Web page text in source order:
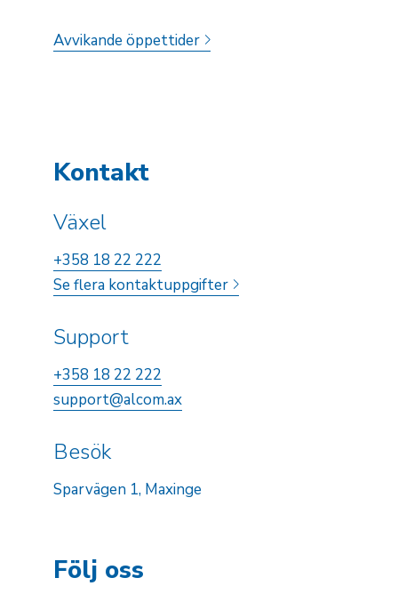
Avvikande öppettider
Kontakt
Växel
+358 18 22 222
Se flera kontaktuppgifter
Support
+358 18 22 222
support@alcom.ax
Besök
Sparvägen 1, Maxinge
Följ oss